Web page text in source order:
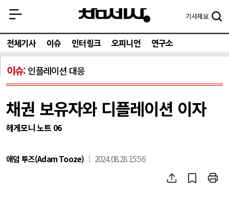
기사제보
전체기사 이슈 인터링크 오피니언 연구소
이슈 인플레이션 대응
채권 보유자와 디플레이션 이자
헤게모니 노트 06
애덤 투즈(Adam Tooze) 2024.08.28 15:56